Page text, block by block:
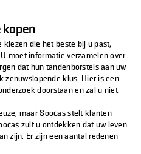
kopen
die het beste bij u past,
moet informatie verzamelen over
dat hun tandenborstels aan uw
zenuwslopende klus. Hier is een
doorstaan en zal u niet
maar Soocas stelt klanten
zult u ontdekken dat uw leven
zijn. Er zijn een aantal redenen